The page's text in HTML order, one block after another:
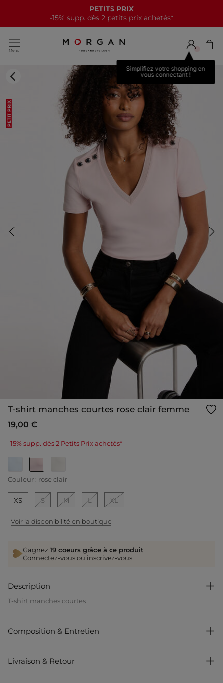
PETITS PRIX
-15% supp. dès 2 petits prix achetés*
Simplifiez votre shopping en
vous connectant !
PETIT PRIX
T-shirt manches courtes rose clair femme
19,00 €
-15% supp. dès 2 Petits Prix achetés*
selected
Couleur : rose clair
XS S M L XL
Voir la disponibilité en boutique
Gagnez 19 coeurs grâce à ce produit
Connectez-vous ou inscrivez-vous
Description
T-shirt manches courtes
Col en V
Effet côtelé
Composition & Entretien
Livraison & Retour